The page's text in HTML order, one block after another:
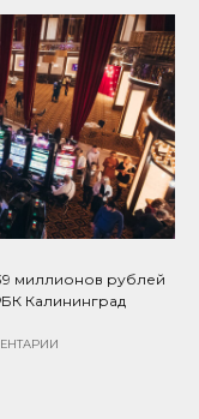
миллионов рублей
Калининград